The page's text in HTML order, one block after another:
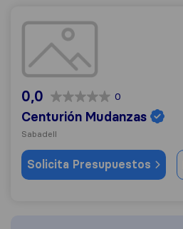
Centurión Mudanzas
0,0 0
Centurión Mudanzas
Sabadell
Solicita Presupuestos